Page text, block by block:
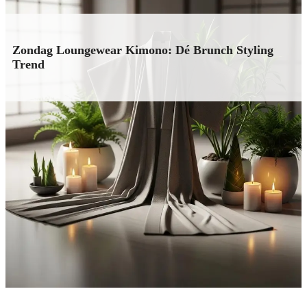
Zondag Loungewear Kimono: Dé Brunch Styling
Trend